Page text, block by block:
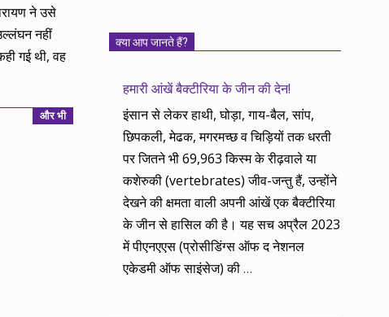
ने उसे
नहीं
गई थी, वह
और भी
क्या आप जानते हैं?
हमारी आंखें बैक्टीरिया के जीन की देन!
इंसान से लेकर हाथी, घोड़ा, गाय-बैल, सांप,
छिपकली, मेढक, मगरमच्छ व चिड़ियों तक धरती
पर जितने भी 69,963 किस्म के रीढ़वाले या
कशेरुकी (vertebrates) जीव-जन्तु हैं, उन्होंने
देखने की क्षमता वाली अपनी आंखें एक बैक्टीरिया
के जीन से हासिल की है। यह सच अप्रैल 2023
में पीएनएएस (प्रोसीडिंग्स ऑफ द नेशनल
एकेडमी ऑफ साइंसेज) की…